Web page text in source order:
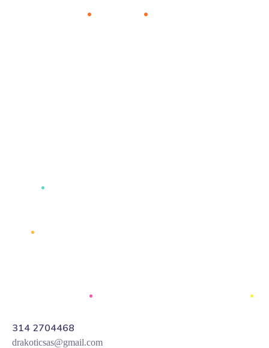
314 2704468
drakoticsas@gmail.com